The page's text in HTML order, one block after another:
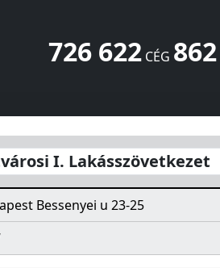
726 622CÉG
Bessenyei u 23-25Budapest
I. Lakásszövetkezet
Bessenyei u 23-25